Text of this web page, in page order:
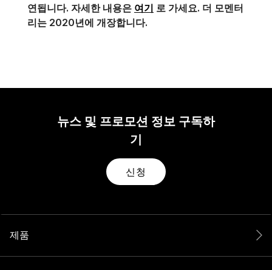
연됩니다. 자세한 내용은 여기 로 가세요. 더 모멘터
리는 2020년에 개장합니다.
뉴스 및 프로모션 정보 구독하
기
신청
제품